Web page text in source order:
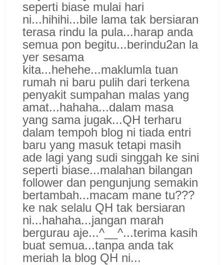
seperti biase mulai hari
ni...hihihi...bile lama tak bersiaran
terasa rindu la pula...harap anda
semua pon begitu...berindu2an la
yer sesama
kita...hehehe...maklumla tuan
rumah ni baru pulih dari terkena
penyakit sumpahan malas yang
amat...hahaha...dalam masa
yang sama jugak...QH terharu
dalam tempoh blog ni tiada entri
baru yang masuk tetapi masih
ade lagi yang sudi singgah ke sini
seperti biase...malahan bilangan
follower dan pengunjung semakin
bertambah...macam mane tu???
ke nak selalu QH tak bersiaran
ni...hahaha...jangan marah
bergurau aje...^__^...terima kasih
buat semua...tanpa anda tak
meriah la blog QH ni...